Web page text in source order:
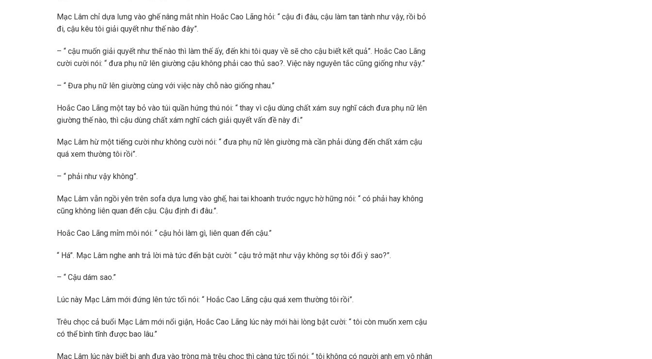
Mạc Lâm chỉ dựa lưng vào ghế nâng mắt nhìn Hoắc Cao Lãng hỏi: “ cậu đi đâu, cậu làm tan tành như vậy, rồi bỏ
đi, cậu kêu tôi giải quyết như thế nào đây”.
– “ cậu muốn giải quyết như thế nào thì làm thế ấy, đến khi tôi quay về sẽ cho cậu biết kết quả”. Hoắc Cao Lãng
cười cười nói: “ đưa phụ nữ lên giường cậu không phải cao thủ sao?. Việc này nguyên tắc cũng giống như vậy.”
– “ Đưa phụ nữ lên giường cùng với việc này chỗ nào giống nhau.”
Hoắc Cao Lãng một tay bỏ vào túi quần hứng thú nói: “ thay vì cậu dùng chất xám suy nghĩ cách đưa phụ nữ lên
giường thế nào, thì cậu dùng chất xám nghĩ cách giải quyết vấn đề này đi.”
Mạc Lâm hừ một tiếng cười như không cười nói: “ đưa phụ nữ lên giường mà cần phải dùng đến chất xám cậu
quá xem thường tôi rồi”.
– “ phải như vậy không”.
Mạc Lâm vẫn ngồi yên trên sofa dựa lưng vào ghế, hai tai khoanh trước ngực hờ hững nói: “ có phải hay không
cũng không liên quan đến cậu. Cậu định đi đâu.”.
Hoắc Cao Lãng mỉm môi nói: “ cậu hỏi làm gì, liên quan đến cậu.”
“ Há”. Mạc Lâm nghe anh trả lời mà tức đến bật cười: “ cậu trở mặt như vậy không sợ tôi đổi ý sao?”.
– “ Cậu dám sao.”
Lúc này Mạc Lâm mới đứng lên tức tối nói: “ Hoắc Cao Lãng cậu quá xem thường tôi rồi”.
Trêu chọc cả buổi Mạc Lâm mới nổi giận, Hoắc Cao Lãng lúc này mới hài lòng bật cười: “ tôi còn muốn xem cậu
có thể bình tĩnh được bao lâu.”
Mạc Lâm lúc này biết bị anh đưa vào tròng mà trêu chọc thì càng tức tối nói: “ tôi không có người anh em vô nhân